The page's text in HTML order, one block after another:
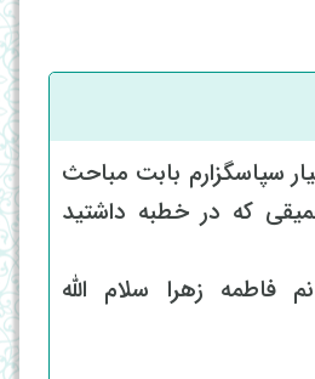
سپاسگزارم بابت مباحث
که در خطبه داشتید
فاطمه زهرا سلام الله